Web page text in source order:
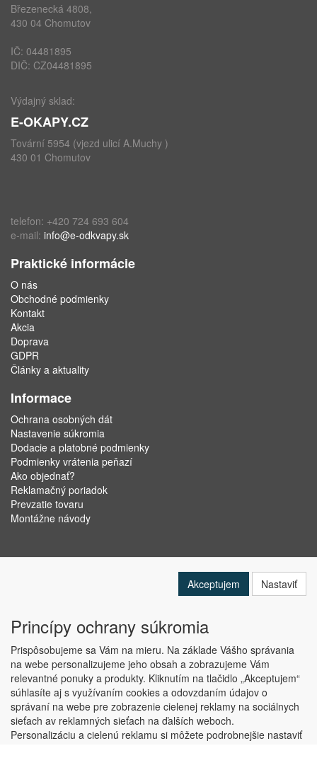
Březenecká 4808,
430 04 Chomutov
IČ: 04481895
DIČ: CZ04481895
Výdajný sklad:
E-OKAPY.CZ
Tovární 5954 (vjezd ulicí A.Muchy )
430 01 Chomutov
telefon: +420 724 693 604
e-mail: info@e-odkvapy.sk
Praktické informácie
O nás
Obchodné podmienky
Kontakt
Akcia
Doprava
GDPR
Články a aktuality
Informace
Ochrana osobných dát
Nastavenie súkromia
Dodacie a platobné podmienky
Podmienky vrátenia peňazí
Ako objednať?
Reklamačný poriadok
Prevzatie tovaru
Montážne návody
Copyright © ABRA Software a.s. 2019
Akceptujem Nastaviť
Princípy ochrany súkromia
Prispôsobujeme sa Vám na mieru. Na základe Vášho správania
na webe personalizujeme jeho obsah a zobrazujeme Vám
relevantné ponuky a produkty. Kliknutím na tlačidlo „Akceptujem“
súhlasíte aj s využívaním cookies a odovzdaním údajov o
správaní na webe pre zobrazenie cielenej reklamy na sociálnych
sieťach av reklamných sieťach na ďalších weboch.
Personalizáciu a cielenú reklamu si môžete podrobnejšie nastaviť